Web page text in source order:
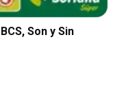
Son y Sin